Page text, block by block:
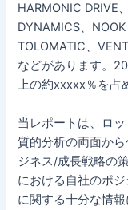
HARMONIC DRIVE
DYNAMICS、NOOK
TOLOMATIC、
などがあります。
上の約xxxxx％を占
当レポートは、ロ
質的分析の両面か
ジネス/成長戦略の
における自社のポ
に関する十分な情